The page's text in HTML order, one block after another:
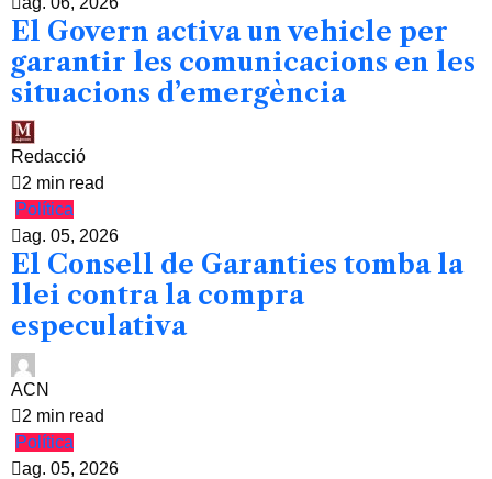
El Govern activa un vehicle per
garantir les comunicacions en les
situacions d’emergència
Redacció
2 min read
Política
ag. 05, 2026
El Consell de Garanties tomba la
llei contra la compra
especulativa
ACN
2 min read
Política
ag. 05, 2026